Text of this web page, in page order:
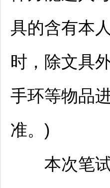
具的含有本
时，除文具
手环等物品
准。)
本次笔试